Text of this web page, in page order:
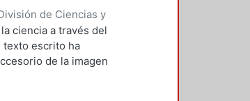
de Ciencias y
en el Tiempo,2013-
ciencia a través del
texto escrito ha
de la imagen